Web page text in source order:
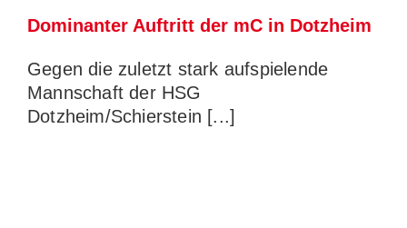
Dominanter Auftritt der mC in Dotzheim
Gegen die zuletzt stark aufspielende
Mannschaft der HSG
Dotzheim/Schierstein [...]